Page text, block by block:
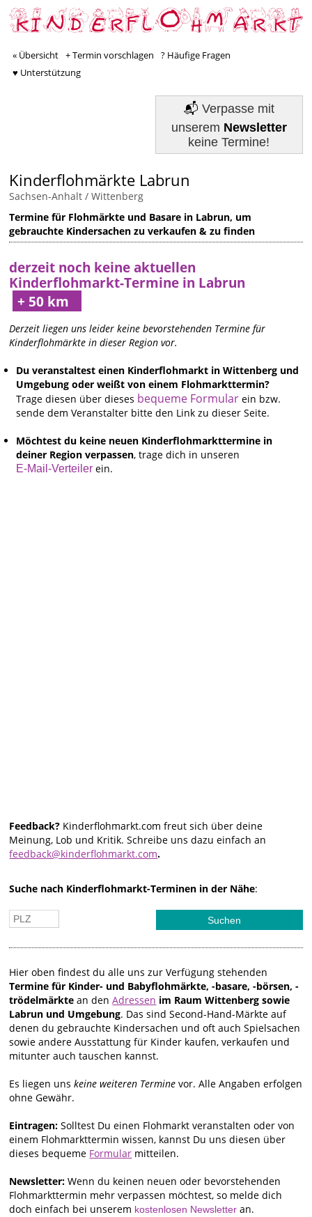
« Übersicht + Termin vorschlagen
? Häufige Fragen
♥ Unterstützung
📬 Verpasse mit
unserem Newsletter
keine Termine!
Kinderflohmärkte Labrun
Sachsen-Anhalt /Wittenberg
Termine für Flohmärkte und Basare in Labrun, um
gebrauchte Kindersachen zu verkaufen & zu finden
derzeit noch keine aktuellen
Kinderflohmarkt-Termine in Labrun
Derzeit liegen uns leider keine bevorstehenden Termine für
Kinderflohmärkte in dieser Region vor.
Du veranstaltest einen Kinderflohmarkt in Wittenberg und
Umgebung oder weißt von einem Flohmarkttermin?
Trage diesen über dieses bequeme Formular ein bzw.
sende dem Veranstalter bitte den Link zu dieser Seite.
Möchtest du keine neuen Kinderflohmarkttermine in
deiner Region verpassen, trage dich in unseren
E-Mail-Verteiler ein.
Feedback? Kinderflohmarkt.com freut sich über deine
Meinung, Lob und Kritik. Schreibe uns dazu einfach an
feedback@kinderflohmarkt.com.
Suche nach Kinderflohmarkt-Terminen in der Nähe:
Hier oben findest du alle uns zur Verfügung stehenden
Termine für Kinder- und Babyflohmärkte, -basare, -börsen, -
trödelmärkte an denAdressen im Raum Wittenberg sowie
Labrun und Umgebung. Das sind Second-Hand-Märkte auf
denen du gebrauchte Kindersachen und oft auch Spielsachen
sowie andere Ausstattung für Kinder kaufen, verkaufen und
mitunter auch tauschen kannst.
Es liegen unskeine weiteren Termine vor. Alle Angaben erfolgen
ohne Gewähr.
Eintragen:Solltest Du einen Flohmarkt veranstalten oder von
einem Flohmarkttermin wissen, kannst Du uns diesen über
dieses bequeme Formular mitteilen.
Newsletter: Wenn du keinen neuen oder bevorstehenden
Flohmarkttermin mehr verpassen möchtest, so melde dich
doch einfach bei unserem kostenlosen Newsletter an.